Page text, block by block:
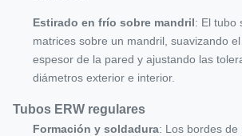
Estirado en frío sobre mandril: El tubo
matrices sobre un mandril, suavizando
espesor de la pared y ajustando las
diámetros exterior e interior.
Tubos ERW regulares
Formación y soldadura: Los bordes de